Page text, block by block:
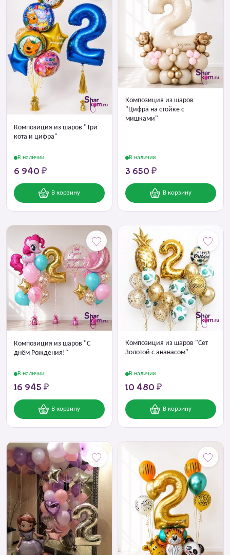
Композиция из шаров "Три
кота и цифра"
В наличии
6 940 ₽
В корзину
Композиция из шаров
"Цифра на стойке с
мишками"
В наличии
3 650 ₽
В корзину
Композиция из шаров "С
днём Рождения!"
В наличии
16 945 ₽
В корзину
Композиция из шаров "Сет
Золотой с ананасом"
В наличии
10 480 ₽
В корзину